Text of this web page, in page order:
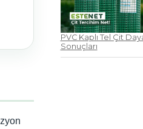
PVC Kaplı Tel Çit
Sonuçları